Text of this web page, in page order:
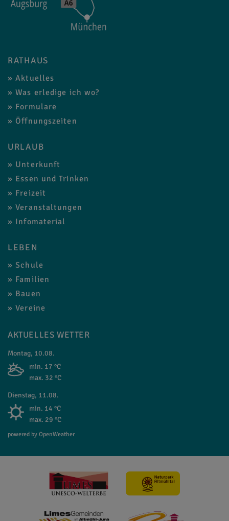
RATHAUS
Aktuelles
Was erledige ich wo?
Formulare
Öffnungszeiten
URLAUB
Unterkunft
Essen und Trinken
Freizeit
Veranstaltungen
Infomaterial
LEBEN
Schule
Familien
Bauen
Vereine
AKTUELLES WETTER
Montag, 10.08.
min. 17 °C
max. 32 °C
Dienstag, 11.08.
min. 14 °C
max. 29 °C
powered by OpenWeather